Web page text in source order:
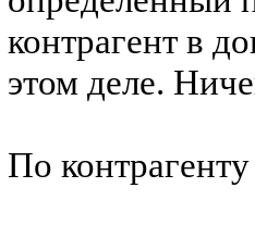
контрагент в
этом деле.
По